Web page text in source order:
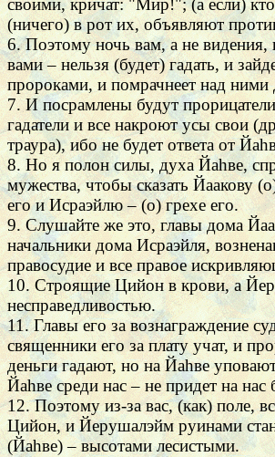
своими, кричат: "Мир!"; (а если) кто
(ничего) в рот их, объявляют
6. Поэтому ночь вам, а не видения,
вами – нельзя (будет) гадать, и
пророками, и помрачнеет над ними
7. И посрамлены будут
гадатели и все накроют усы свои
траура), ибо не будет ответа от
8. Но я полон силы, духа Йаhве,
мужества, чтобы сказать Йаакову
его и Исраэйлю – (о) грехе его.
9. Слушайте же это, главы дома
начальники дома Исраэйля,
правосудие и все правое
10. Строящие Цийон в крови, а
несправедливостью.
11. Главы его за вознаграждение
священники его за плату учат, и
деньги гадают, но на Йаhве
Йаhве среди нас – не придет на нас
12. Поэтому из-за вас, (как) поле,
Цийон, и Йерушалэйм руинами
(Йаhве) – высотами лесистыми.